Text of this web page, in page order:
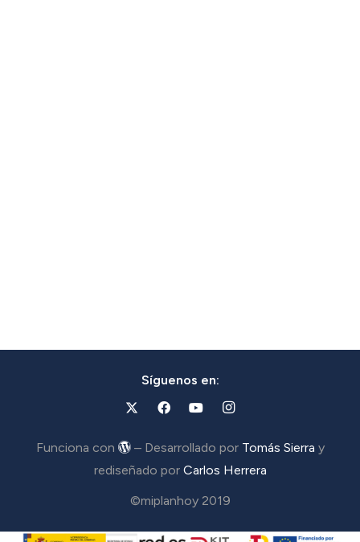
Síguenos en:
Funciona con – Desarrollado por Tomás Sierra y
rediseñado por Carlos Herrera
©miplanhoy 2019